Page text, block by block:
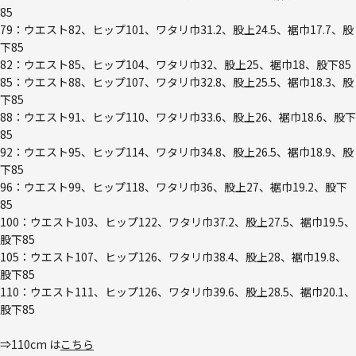
85
79：ウエスト82、ヒップ101、ワタリ巾31.2、股上24.5、裾巾17.7、股
下85
82：ウエスト85、ヒップ104、ワタリ巾32、股上25、裾巾18、股下85
85：ウエスト88、ヒップ107、ワタリ巾32.8、股上25.5、裾巾18.3、股
下85
88：ウエスト91、ヒップ110、ワタリ巾33.6、股上26、裾巾18.6、股下
85
92：ウエスト95、ヒップ114、ワタリ巾34.8、股上26.5、裾巾18.9、股
下85
96：ウエスト99、ヒップ118、ワタリ巾36、股上27、裾巾19.2、股下
85
100：ウエスト103、ヒップ122、ワタリ巾37.2、股上27.5、裾巾19.5、
股下85
105：ウエスト107、ヒップ126、ワタリ巾38.4、股上28、裾巾19.8、
股下85
110：ウエスト111、ヒップ126、ワタリ巾39.6、股上28.5、裾巾20.1、
股下85
⇒110cm はこちら